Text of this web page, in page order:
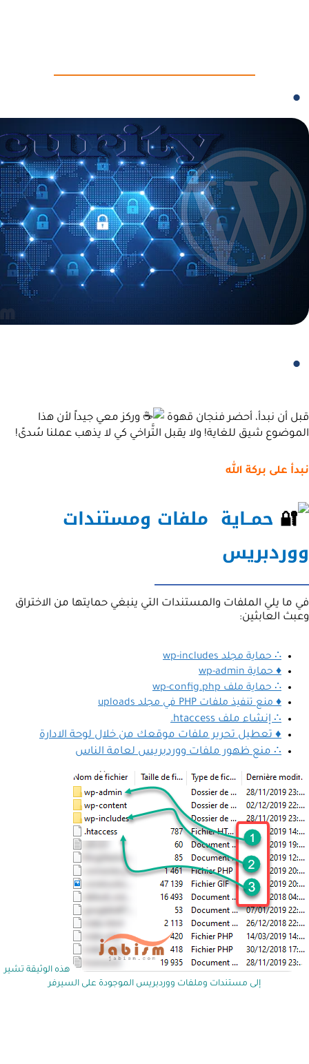
قبل أن نبدأ، أحضر فنجان قهوة
وركز معي جيداً لأن هذا
الموضوع شيق للغاية! ولا يقبل التَّراخي كي لا يذهب عملنا سُدىً!
نبدأ على بركة الله
حمــاية ملفات ومستندات
ووردبريس
في ما يلي الملفات والمستندات التي ينبغي حمايتها من الاختراق
وعبث العابثين:
∴ حماية مجلد wp-includes
♦ حماية wp-admin
∴ حماية ملف wp-config.php
♦ منع تنفيذ ملفات PHP في مجلد uploads
∴ إنشاء ملف htaccess.
♦ تعطيل تحرير ملفات موقعك من خلال لوحة الادارة
∴ منع ظهور ملفات ووردبريس لعامة الناس
هذه الوثيقة تشير
إلى مستندات وملفات ووردبريس الموجودة على السيرفر